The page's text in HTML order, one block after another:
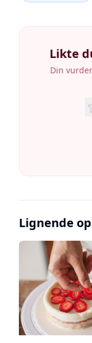
Likte
Din
Lignende